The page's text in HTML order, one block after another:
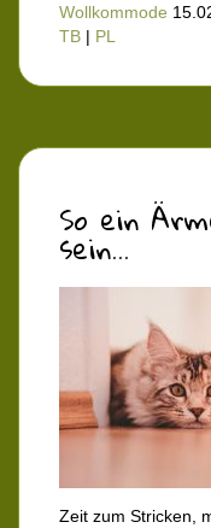
Wollkommode
TB | PL
So ein
sein...
Zeit zum Stricken,